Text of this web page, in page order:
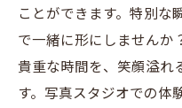
ことができます。特別な
で一緒に形にしませんか
貴重な時間を、笑顔溢れ
す。写真スタジオでの体